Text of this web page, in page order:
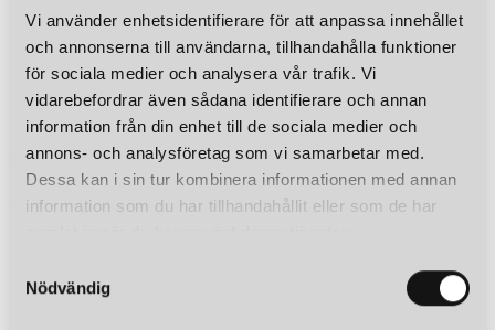
Vi använder enhetsidentifierare för att anpassa innehållet
och annonserna till användarna, tillhandahålla funktioner
för sociala medier och analysera vår trafik. Vi
vidarebefordrar även sådana identifierare och annan
information från din enhet till de sociala medier och
annons- och analysföretag som vi samarbetar med.
Dessa kan i sin tur kombinera informationen med annan
information som du har tillhandahållit eller som de har
Nödvändig